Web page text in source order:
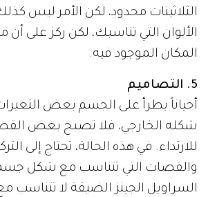
الثلاثينات محدود، لكن الأمر ليس
الألوان التي تناسبك، لكن ركز على أن
المكان الموجود فيه.
5. التصاميم
أحياناً يطرأ على الجسم بعض
شكله الخارجي، فلا تصبح بعض
للارتداء. في هذه الحالة، تحتاج إلى
والقصات التي تتناسب مع شكل
السراويل الجينز الضيقة لا تتناسب مع